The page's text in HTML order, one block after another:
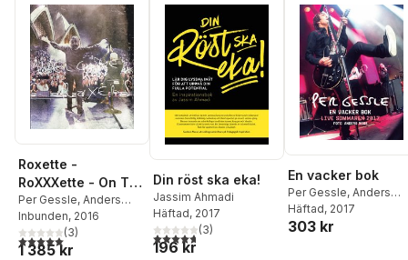
Roxette -
RoXXXette - On The
Road - The Roxers
Edition
Per Gessle, Anders
Roos
Inbunden, 2016
5,0utav 5 stjärnor. Totalt antal röster:
(3)
1 385 kr
Din röst ska eka!
Jassim Ahmadi
Häftad, 2017
4,7utav 5 stjärnor. Totalt antal röster:
(3)
196 kr
En vacker bok
Per Gessle, Anders
Roos
Häftad, 2017
303 kr